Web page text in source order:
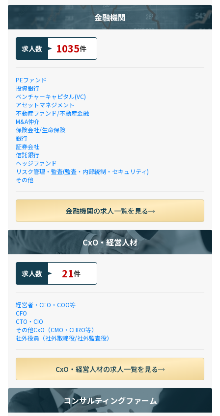
金融機関
求人数 1035件
PEファンド
投資銀行
ベンチャーキャピタル(VC)
アセットマネジメント
不動産ファンド/不動産金融
M&A仲介
保険会社/生命保険
銀行
証券会社
信託銀行
ヘッジファンド
リスク管理・監査(監査・内部統制・セキュリティ)
その他
金融機関の求人一覧を見る
CxO・経営人材
求人数 21件
経営者・CEO・COO等
CFO
CTO・CIO
その他CxO（CMO・CHRO等）
社外役員（社外取締役/社外監査役）
CxO・経営人材の求人一覧を見る
コンサルティングファーム